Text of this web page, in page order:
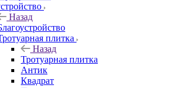
Назад
плитка
Назад
Тротуарная плитка
Антик
Квадрат